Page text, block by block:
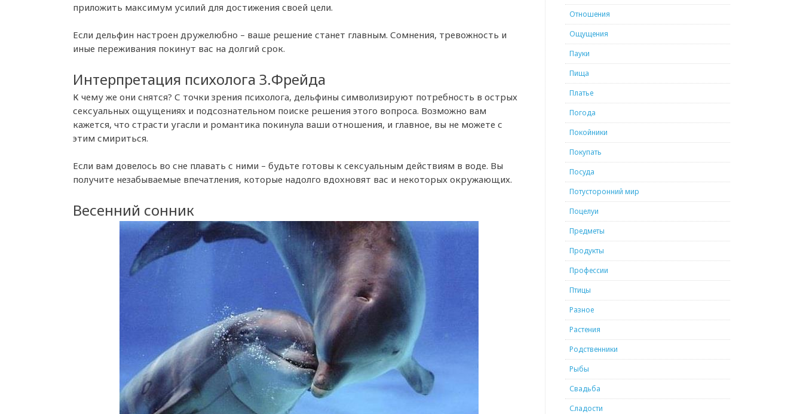
приложить максимум усилий для достижения своей цели.
Если дельфин настроен дружелюбно – ваше решение станет главным. Сомнения, тревожность и
иные переживания покинут вас на долгий срок.
Интерпретация психолога З.Фрейда
К чему же они снятся? С точки зрения психолога, дельфины символизируют потребность в острых
сексуальных ощущениях и подсознательном поиске решения этого вопроса. Возможно вам
кажется, что страсти угасли и романтика покинула ваши отношения, и главное, вы не можете с
этим смириться.
Если вам довелось во сне плавать с ними – будьте готовы к сексуальным действиям в воде. Вы
получите незабываемые впечатления, которые надолго вдохновят вас и некоторых окружающих.
Весенний сонник
Отношения
Ощущения
Пауки
Пища
Платье
Погода
Покойники
Покупать
Посуда
Потусторонний мир
Поцелуи
Предметы
Продукты
Профессии
Птицы
Разное
Растения
Родственники
Рыбы
Свадьба
Сладости